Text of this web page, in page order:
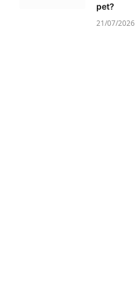
pet?
21/07/2026